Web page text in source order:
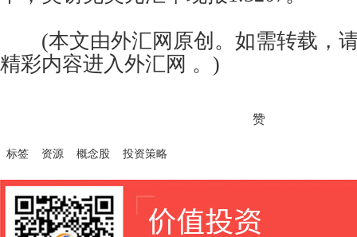
(本文由外汇网原创。如需转载，
精彩内容进入外汇网 。)
赞
标签 资源 概念股 投资策略